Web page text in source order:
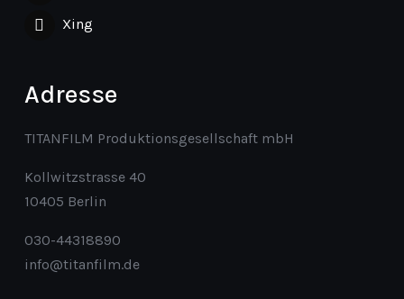
Xing
Adresse
TITANFILM Produktionsgesellschaft mbH
Kollwitzstrasse 40
10405 Berlin
030-44318890
info@titanfilm.de